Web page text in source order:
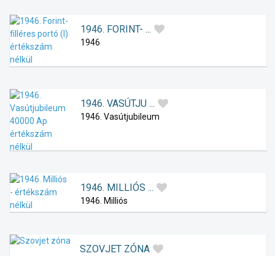
1946. FORINT- ...
1946
1946. VASÚTJU ...
1946. Vasútjubileum
1946. MILLIÓS ...
1946. Milliós
SZOVJET ZÓNA